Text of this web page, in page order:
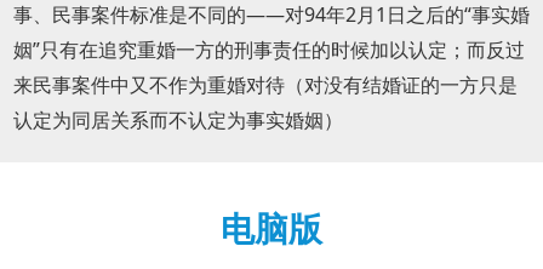
事、民事案件标准是不同的——对94年2月1日之后的“事实婚
姻”只有在追究重婚一方的刑事责任的时候加以认定；而反过
来民事案件中又不作为重婚对待（对没有结婚证的一方只是
认定为同居关系而不认定为事实婚姻）
电脑版